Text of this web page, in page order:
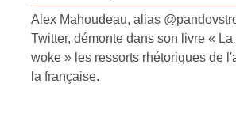
Alex Mahoudeau, alias
Twitter, démonte dans son livre «
woke » les ressorts rhétoriques de
la française.